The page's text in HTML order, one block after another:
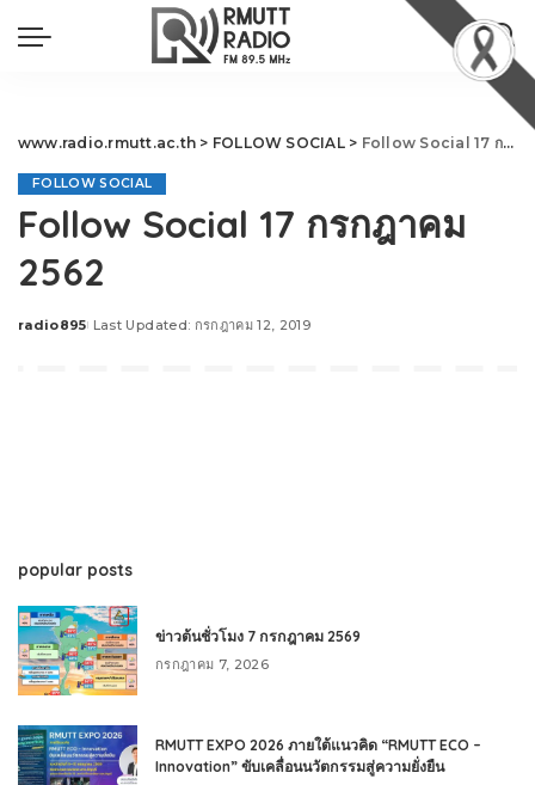
www.radio.rmutt.ac.th > FOLLOW SOCIAL> Follow Social 17 กรกฎาคม 2562
FOLLOW SOCIAL
Follow Social 17 กรกฎาคม
2562
Posted
radio895 Last Updated: กรกฎาคม 12, 2019
popular posts
ข่าวต้นชั่วโมง 7 กรกฎาคม 2569
กรกฎาคม 7, 2026
RMUTT EXPO 2026 ภายใต้แนวคิด “RMUTT ECO –
Innovation” ขับเคลื่อนนวัตกรรมสู่ความยั่งยืน